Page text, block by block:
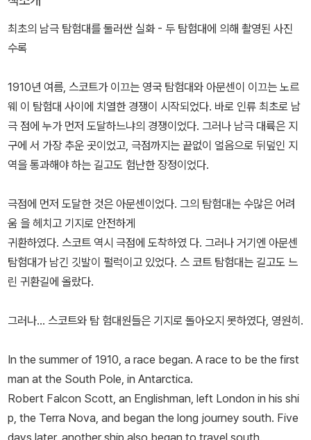
최초의 남극 탐험대를 둘러싼 실화 - 두 탐험대에 의해 촬영된 사진
수록
1910년 여름, 스코트가 이끄는 영국 탐험대와 아문센이 이끄는 노르
웨 이 탐험대 사이에 치열한 경쟁이 시작되었다. 바로 인류 최초로 남
극 점에 누가 먼저 도달하느냐의 경쟁이었다. 그러나 남극 대륙은 지
구에 서 가장 추운 곳이었고, 극점까지는 끝없이 얼음으로 뒤덮인 지
역을 통과해야 하는 길고도 험난한 장정이었다.
극점에 먼저 도달한 것은 아문센이었다. 그의 탐험대는 수많은 어려
움 을 헤치고 기지로 안전하게
귀환하였다. 스코트 역시 극점에 도착하였 다. 그러나 거기엔 아문센
탐험대가 남긴 깃발이 펄럭이고 있었다. 스 코트 탐험대는 길고도 느
린 귀환길에 올랐다.
그러나... 스코트와 탐 험대원들은 기지로 돌아오지 못하였다, 영원히.
In the summer of 1910, a race began. A race to be the first
man at the South Pole, in Antarctica.
Robert Falcon Scott, an Englishman, left London in his shi
p, the Terra Nova, and began the long journey south. Five